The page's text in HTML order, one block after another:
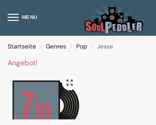
MENU
Startseite / Genres / Pop / Jesse
Angebot!